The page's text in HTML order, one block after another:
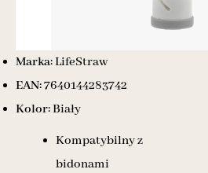
Marka:LifeStraw
EAN:7640144283742
Kolor:Biały
Kompatybilny z
bidonami